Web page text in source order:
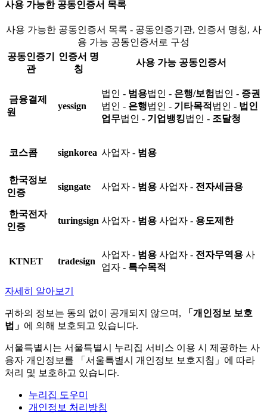
사용 가능한 공동인증서 목록
사용 가능한 공동인증서 목록 - 공동인증기관, 인증서 명칭, 사
용 가능 공동인증서로 구성
공동인증기
관
인증서 명
칭
사용 가능 공동인증서
금융결제
원
yessign
법인 - 범용법인 - 은행/보험 법인 - 증권
법인 - 은행법인 - 기타목적 법인 - 법인
업무법인 - 기업뱅킹법인 - 조달청
코스콤 signkorea 사업자 - 범용
한국정보
인증
signgate 사업자 - 범용 사업자 - 전자세금용
한국전자
인증
turingsign 사업자 - 범용 사업자 - 용도제한
KTNET tradesign
사업자 - 범용 사업자 - 전자무역용 사
업자 - 특수목적
자세히 알아보기
귀하의 정보는 동의 없이 공개되지 않으며,
「개인정보 보호
법」 에 의해 보호되고 있습니다.
서울특별시는 서울특별시 누리집 서비스 이용 시 제공하는 사
용자 개인정보를 「서울특별시 개인정보 보호지침」에 따라
처리 및 보호하고 있습니다.
누리집 도우미
개인정보 처리방침